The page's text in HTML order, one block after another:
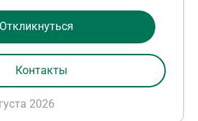
2026
Откликнуться
Контакты